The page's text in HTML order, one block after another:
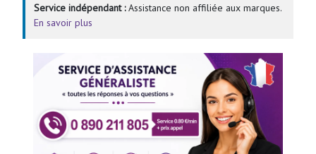
Service indépendant :Assistance non affiliée aux marques.
En savoir plus